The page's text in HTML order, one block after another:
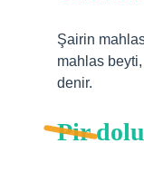
Şairin
mahlas
denir.
Pir